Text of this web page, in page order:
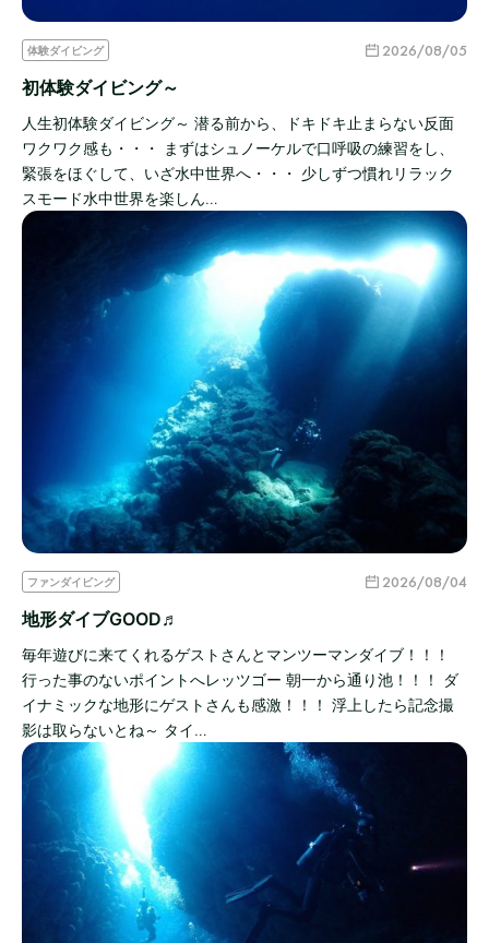
体験ダイビング 2026/08/05
初体験ダイビング～
人生初体験ダイビング～ 潜る前から、ドキドキ止まらない反面
ワクワク感も・・・ まずはシュノーケルで口呼吸の練習をし、
緊張をほぐして、いざ水中世界へ・・・ 少しずつ慣れリラック
スモード水中世界を楽しん…
ファンダイビング 2026/08/04
地形ダイブGOOD♬
毎年遊びに来てくれるゲストさんとマンツーマンダイブ！！！
行った事のないポイントへレッツゴー 朝一から通り池！！！ ダ
イナミックな地形にゲストさんも感激！！！ 浮上したら記念撮
影は取らないとね～ タイ…